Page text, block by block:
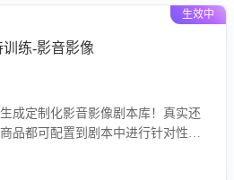
生效中
练-影音影像
成定制化影音影像剧本库！真实还
品都可配置到剧本中进行针对性训
类目剧本，一键开启客服培训。